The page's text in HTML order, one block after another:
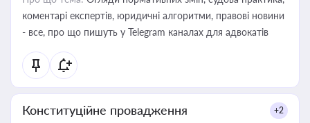
коментарі експертів, юридичні алгоритми, правові новини
- все, про що пишуть у Telegram каналах для адвокатів
Конституційне провадження +2